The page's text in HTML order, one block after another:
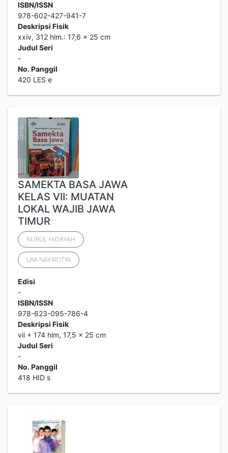
ISBN/ISSN
978-602-427-941-7
Deskripsi Fisik
xxiv, 312 hlm.: 17,6 x 25 cm
Judul Seri
-
No. Panggil
420 LES e
SAMEKTA BASA JAWA
KELAS VII: MUATAN
LOKAL WAJIB JAWA
TIMUR
NURUL HIDAYAH
UMI NAYIROTIN
Edisi
-
ISBN/ISSN
978-623-095-786-4
Deskripsi Fisik
vii + 174 hlm, 17,5 x 25 cm
Judul Seri
-
No. Panggil
418 HID s